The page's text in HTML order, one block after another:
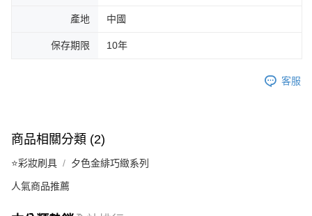
產地 中國
保存期限 10年
客服
商品相關分類 (2)
⭐彩妝刷具 夕色金緋巧緻系列
人氣商品推薦